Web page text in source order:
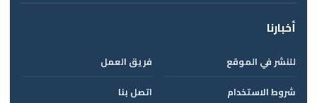
أخبارنا
للنشر في الموقع
فريق العمل
شروط الاستخدام
اتصل بنا